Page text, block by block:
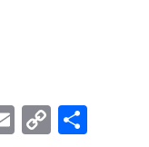
E
C